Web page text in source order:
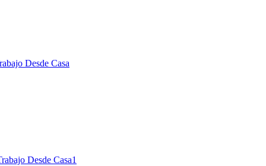
Desde Casa
Desde Casa1